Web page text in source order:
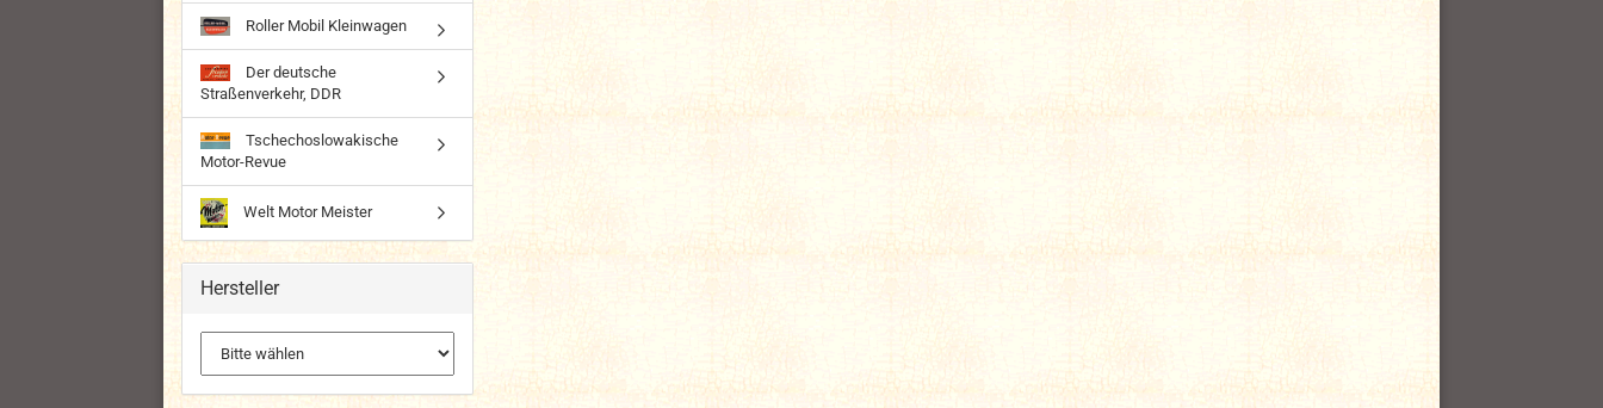
Roller Mobil Kleinwagen
Der deutsche
Straßenverkehr, DDR
Tschechoslowakische
Motor-Revue
Welt Motor Meister
Hersteller